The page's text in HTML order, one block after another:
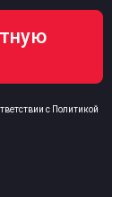
с Политикой